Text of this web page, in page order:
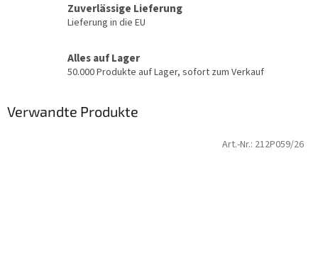
Zuverlässige Lieferung
Lieferung in die EU
Alles auf Lager
50.000 Produkte auf Lager, sofort zum Verkauf
Verwandte Produkte
Art.-Nr.: 212P059/26